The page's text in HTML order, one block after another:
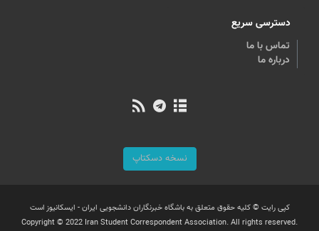
دسترسی سریع
تماس با ما
درباره ما
نسخه دسکتاپ
کپی رایت © کلیه حقوق متعلق به باشگاه خبرنگاران دانشجویی ایران - ایسکانیوز است
Copyright © 2022 Iran Student Correspondent Association. All rights reserved.